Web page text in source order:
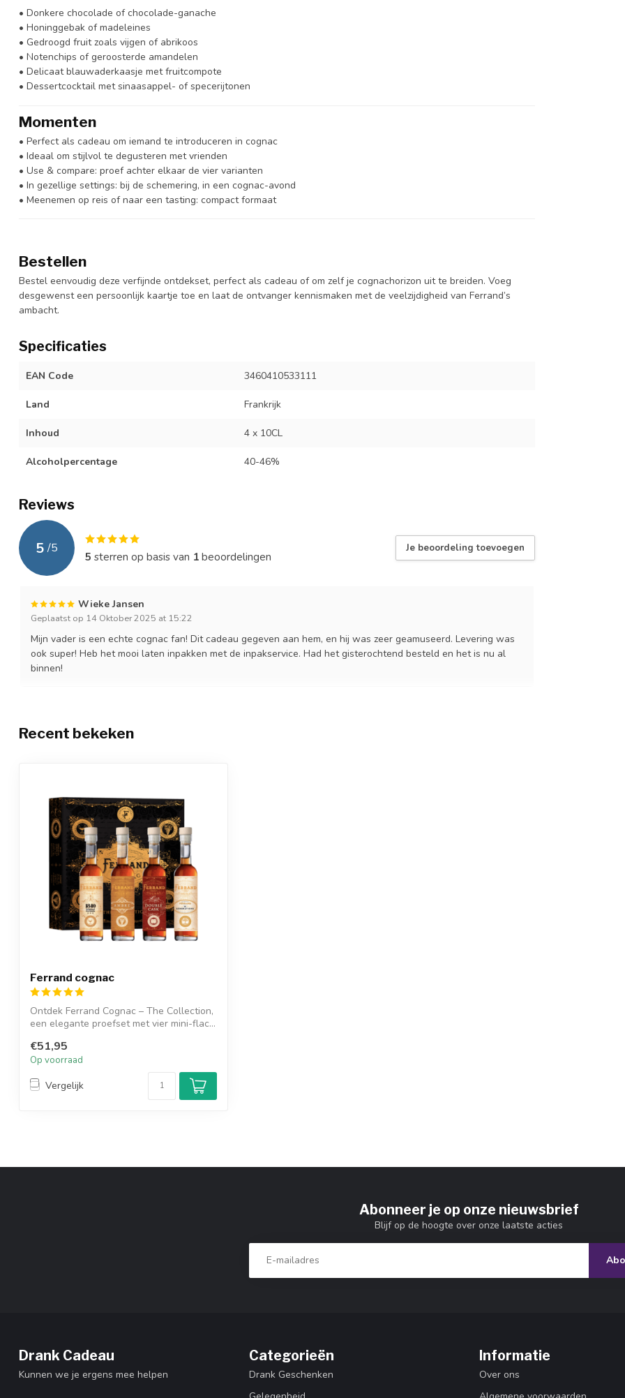
• Donkere chocolade of chocolade-ganache
• Honinggebak of madeleines
• Gedroogd fruit zoals vijgen of abrikoos
• Notenchips of geroosterde amandelen
• Delicaat blauwaderkaasje met fruitcompote
• Dessertcocktail met sinaasappel- of specerijtonen
Momenten
• Perfect als cadeau om iemand te introduceren in cognac
• Ideaal om stijlvol te degusteren met vrienden
• Use & compare: proef achter elkaar de vier varianten
• In gezellige settings: bij de schemering, in een cognac-avond
• Meenemen op reis of naar een tasting: compact formaat
Bestellen
Bestel eenvoudig deze verfijnde ontdekset, perfect als cadeau of om zelf je cognachorizon uit te breiden. Voeg
desgewenst een persoonlijk kaartje toe en laat de ontvanger kennismaken met de veelzijdigheid van Ferrand’s
ambacht.
Specificaties
EAN Code 3460410533111
Land Frankrijk
Inhoud 4 x 10CL
Alcoholpercentage 40-46%
Reviews
5 /5
5 sterren op basis van 1beoordelingen
Je beoordeling toevoegen
Wieke Jansen
Geplaatst op 14 Oktober 2025 at 15:22
Mijn vader is een echte cognac fan! Dit cadeau gegeven aan hem, en hij was zeer geamuseerd. Levering was
ook super! Heb het mooi laten inpakken met de inpakservice. Had het gisterochtend besteld en het is nu al
binnen!
Recent bekeken
Ferrand cognac
Ontdek Ferrand Cognac – The Collection,
een elegante proefset met vier mini-flac...
€51,95
Op voorraad
Vergelijk
Abonneer je op onze nieuwsbrief
Blijf op de hoogte over onze laatste acties
Drank Cadeau
Kunnen we je ergens mee helpen
Categorieën
Drank Geschenken
Informatie
Over ons